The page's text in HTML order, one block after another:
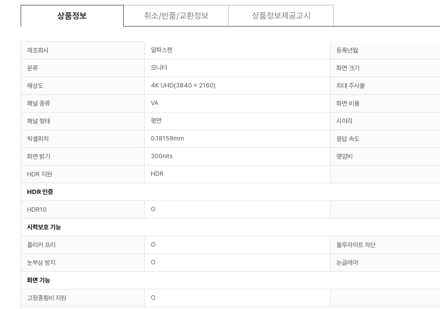
상품정보 취소/반품/교환정보 상품정보제공고시
제조회사 알파스캔 등록년월
분류 모니터 화면 크기
해상도 4K UHD(3840 x 2160) 최대 주사율
패널 종류 VA 화면 비율
패널 형태 평면 시야각
픽셀피치 0.18159mm 응답 속도
화면 밝기 300nits 명암비
HDR 지원 HDR
HDR 인증
HDR10 O
시력보호 기능
플리커 프리 O 블루라이트 차단
눈부심 방지 O 논글레어
화면 기능
고정종횡비 지원 O